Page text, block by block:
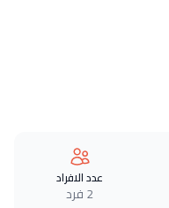
عدد الافراد
2 فرد